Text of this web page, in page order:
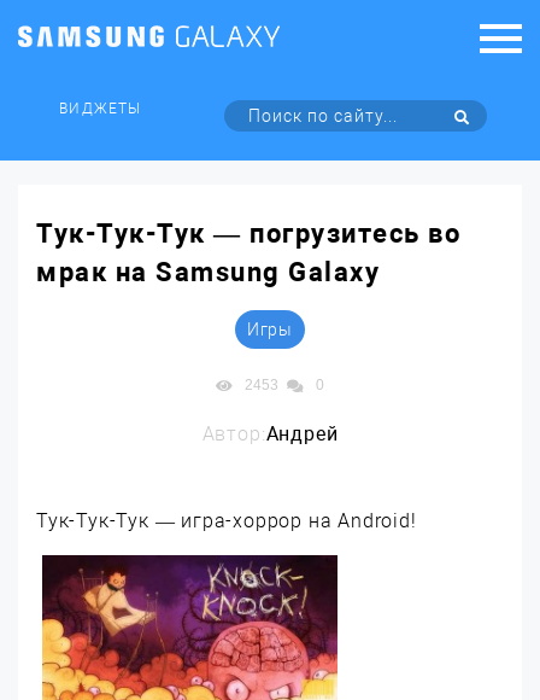
ВИДЖЕТЫ
Тук-Тук-Тук — погрузитесь во
мрак на Samsung Galaxy
Игры
2453 0
Автор:Андрей
Тук-Тук-Тук — игра-хоррор на Android!